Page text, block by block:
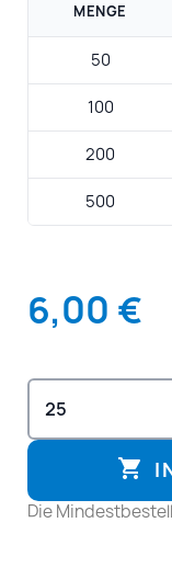
MENGE
50
100
200
500
6,00 €

Die